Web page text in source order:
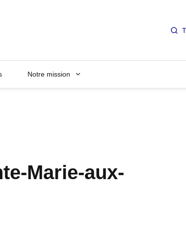
Notre mission
Marie-aux-